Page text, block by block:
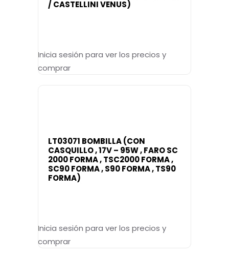
/ CASTELLINI VENUS)
Inicia sesión para ver los precios y
comprar
LT03071 BOMBILLA (CON
CASQUILLO , 17V – 95W , FARO SC
2000 FORMA , TSC2000 FORMA ,
SC90 FORMA , S90 FORMA , TS90
FORMA)
Inicia sesión para ver los precios y
comprar